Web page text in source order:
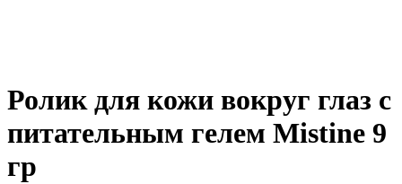
Ролик для кожи вокруг глаз с
питательным гелем Mistine 9
гр